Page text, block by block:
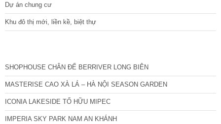
Dự án chung cư
Khu đô thị mới, liền kề, biệt thự
SHOPHOUSE CHÂN ĐẾ BERRIVER LONG BIÊN
MASTERISE CAO XÀ LÁ – HÀ NỘI SEASON GARDEN
ICONIA LAKESIDE TỐ HỮU MIPEC
IMPERIA SKY PARK NAM AN KHÁNH